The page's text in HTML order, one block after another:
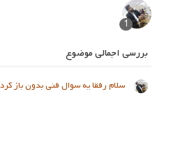
1
بررسی اجمالی موضوع
سلام رفقا یه سوال فنی بدون باز